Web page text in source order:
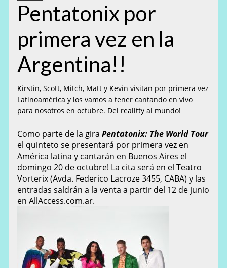
Pentatonix por
primera vez en la
Argentina!!
Kirstin, Scott, Mitch, Matt y Kevin visitan por primera vez
Latinoamérica y los vamos a tener cantando en vivo
para nosotros en octubre. Del realitty al mundo!
Como parte de la giraPentatonix: The World Tour
el quinteto se presentará por primera vez en
América latina y cantarán en Buenos Aires el
domingo 20 de octubre! La cita será en el Teatro
Vorterix (Avda. Federico Lacroze 3455, CABA) y las
entradas saldrán a la venta a partir del 12 de junio
en AllAccess.com.ar.